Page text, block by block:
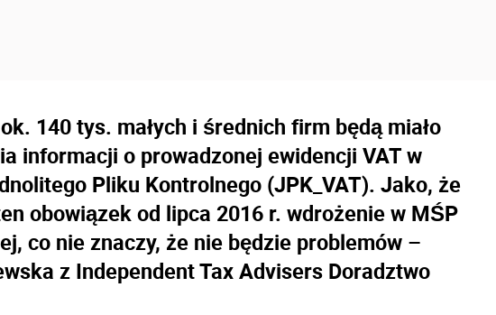
140 tys. małych i średnich firm będą miało
informacji o prowadzonej ewidencji VAT w
Pliku Kontrolnego (JPK_VAT). Jako, że
obowiązek od lipca 2016 r. wdrożenie w MŚP
co nie znaczy, że nie będzie problemów –
z Independent Tax Advisers Doradztwo